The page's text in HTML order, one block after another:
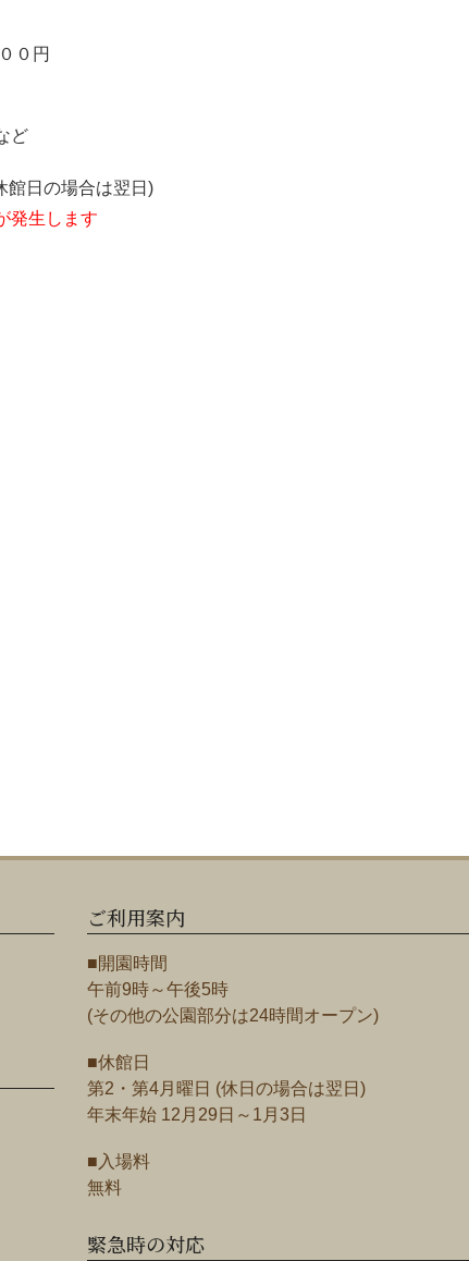
０円
ど
館日の場合は翌日)
発生します
ご利用案内
■開園時間
午前9時～午後5時
(その他の公園部分は24時間オープン)
■休館日
第2・第4月曜日 (休日の場合は翌日)
年末年始 12月29日～1月3日
■入場料
無料
緊急時の対応